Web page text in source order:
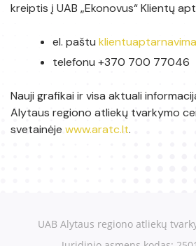
kreiptis į UAB „Ekonovus“ Klientų
el. paštu
telefonu +370 700 77046
Nauji grafikai ir visa aktuali
Alytaus regiono atliekų tvarkymo
svetainėje www.aratc.lt.
UAB Alytaus regiono atliekų